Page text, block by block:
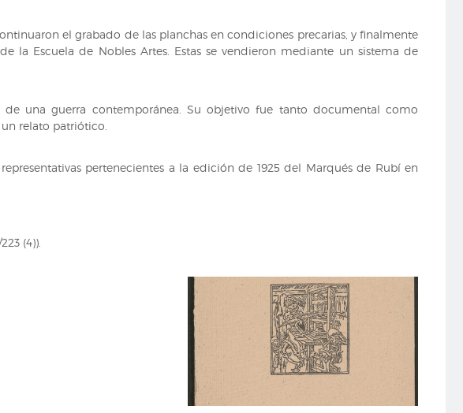
el grabado de las planchas en condiciones precarias, y finalmente
la Escuela de Nobles Artes. Estas se vendieron mediante un sistema de
una guerra contemporánea. Su objetivo fue tanto documental como
relato patriótico.
pertenecientes a la edición de 1925 del Marqués de Rubí en
(4)).